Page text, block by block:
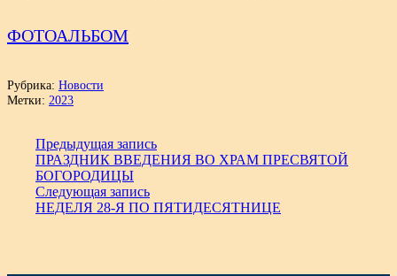
ФОТОАЛЬБОМ
Рубрика: Новости
Метки: 2023
Предыдущая запись
ПРАЗДНИК ВВЕДЕНИЯ ВО ХРАМ ПРЕСВЯТОЙ
БОГОРОДИЦЫ
Следующая запись
НЕДЕЛЯ 28-Я ПО ПЯТИДЕСЯТНИЦЕ